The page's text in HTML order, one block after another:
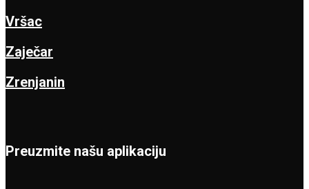
Vršac
Zaječar
Zrenjanin
Preuzmite našu aplikaciju